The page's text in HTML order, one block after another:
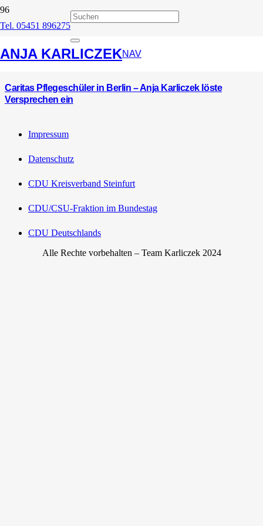
Tel. 05451 896275
ANJA KARLICZEKNAV
Caritas-Pflege-Seminar
Caritas Pflegeschüler in Berlin – Anja Karliczek löste
Versprechen ein
Impressum
Datenschutz
CDU Kreisverband Steinfurt
CDU/CSU-Fraktion im Bundestag
CDU Deutschlands
Alle Rechte vorbehalten – Team Karliczek 2024